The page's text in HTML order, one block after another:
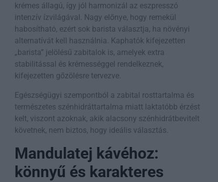
krémes állagú, így jól harmonizál az eszpresszó
intenzív ízvilágával. Nagy előnye, hogy remekül
habosítható, ezért sok barista választja, ha növényi
alternatívát kell használnia. Kaphatók kifejezetten
„barista” jelölésű zabitalok is, amelyek extra
stabilitással és krémességgel rendelkeznek,
kifejezetten gőzölésre tervezve.
Egészségügyi szempontból a zabital rosttartalma és
természetes szénhidráttartalma miatt laktatóbb érzést
kelt, viszont azoknak, akik alacsony szénhidrátbevitelt
követnek, nem biztos, hogy ideális választás.
Mandulatej kávéhoz:
könnyű és karakteres